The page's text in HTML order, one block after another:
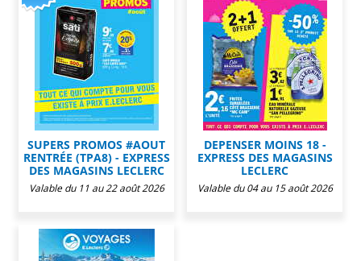
SUPERS PROMOS #AOUT
RENTRÉE (TPA8) - EXPRESS
DES MAGASINS LECLERC
Valable du 11 au 22 août 2026
DEPENSER MOINS 18 -
EXPRESS DES MAGASINS
LECLERC
Valable du 04 au 15 août 2026